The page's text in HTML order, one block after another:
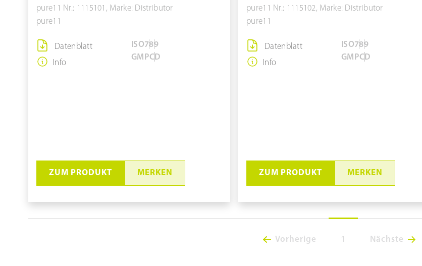
pure11 Nr.: 1115101, Marke: Distributor
pure11
Datenblatt
Info
ISO789
GMPCD
ZUM PRODUKT MERKEN
pure11 Nr.: 1115102, Marke: Distributor
pure11
Datenblatt
Info
ISO789
GMPCD
ZUM PRODUKT MERKEN
Sohlenreinigungsmaschine
Vorherige 1 Nächste